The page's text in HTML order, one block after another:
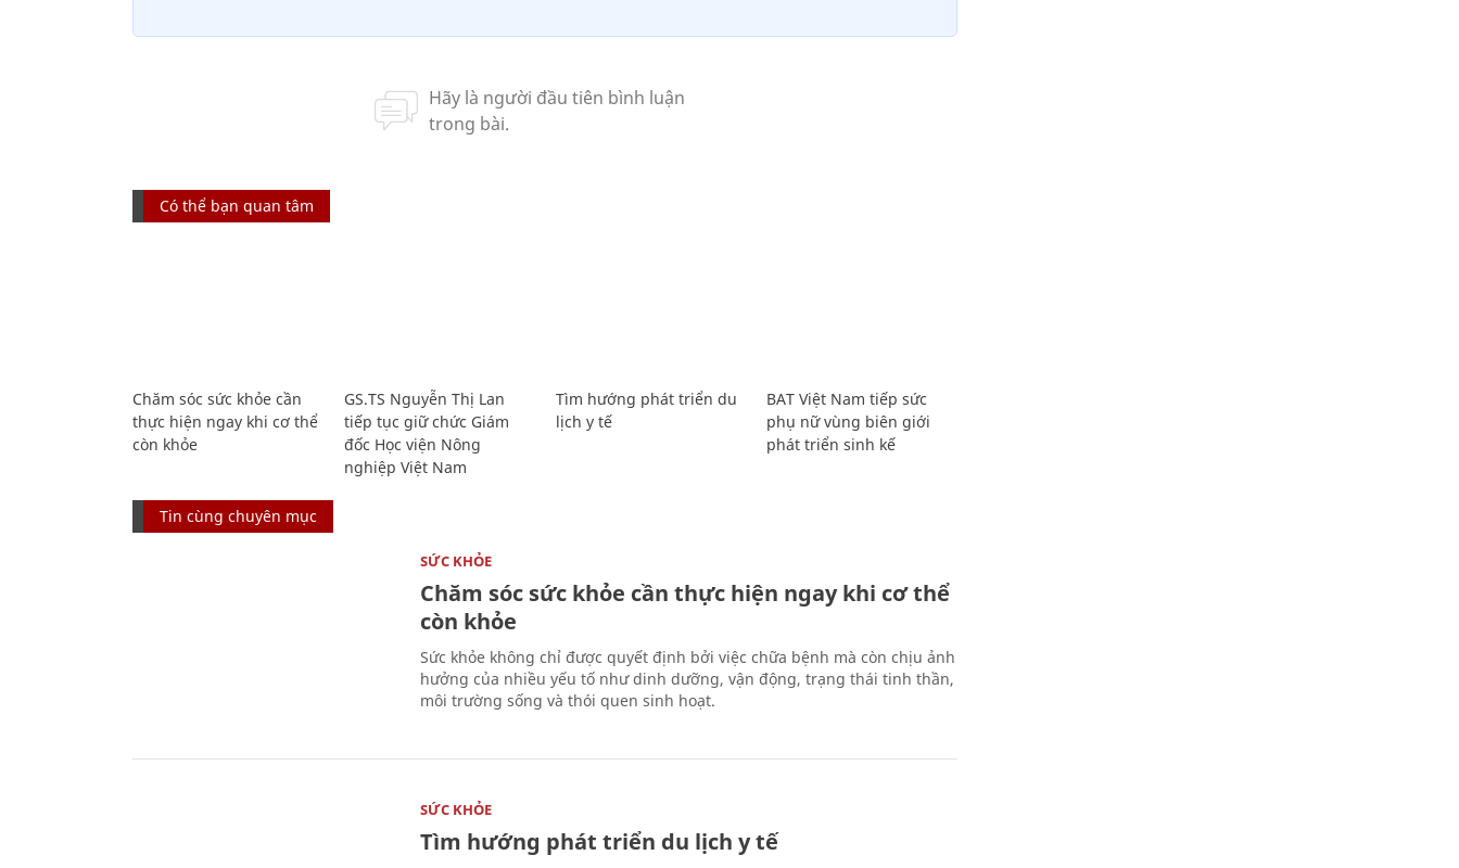
Có thể bạn quan tâm
Chăm sóc sức khỏe cần
thực hiện ngay khi cơ thể
còn khỏe
GS.TS Nguyễn Thị Lan
tiếp tục giữ chức Giám
đốc Học viện Nông
nghiệp Việt Nam
Tìm hướng phát triển du
lịch y tế
BAT Việt Nam tiếp sức
phụ nữ vùng biên giới
phát triển sinh kế
Tin cùng chuyên mục
SỨC KHỎE
Chăm sóc sức khỏe cần thực hiện ngay khi cơ thể
còn khỏe
Sức khỏe không chỉ được quyết định bởi việc chữa bệnh mà còn chịu ảnh
hưởng của nhiều yếu tố như dinh dưỡng, vận động, trạng thái tinh thần,
môi trường sống và thói quen sinh hoạt.
SỨC KHỎE
Tìm hướng phát triển du lịch y tế